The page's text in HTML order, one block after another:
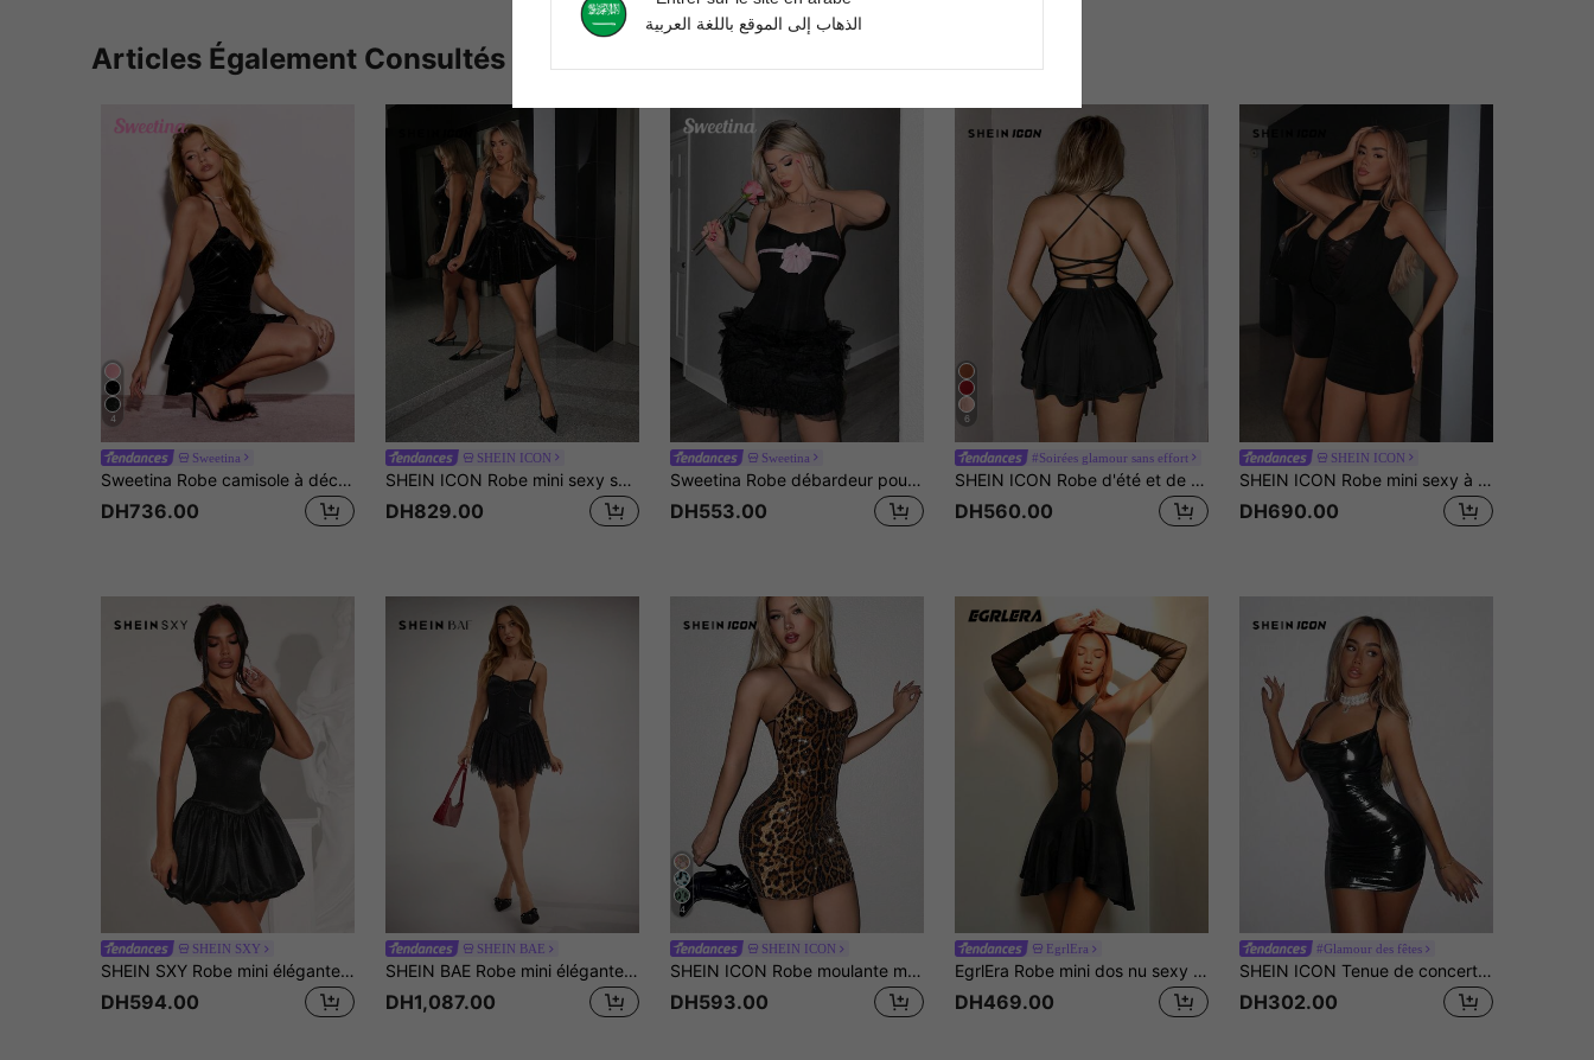
Articles Également Consultés
4
Sweetina
Sweetina Robe camisole à décor floral 3D pailleté sexy pour femmes, idéale pour les fêtes et les sorties
DH736.00
SHEIN ICON
SHEIN ICON Robe mini sexy sans manches en velours noir pailleté de couleur unie avec torsade à la taille, pour fête de Noël et soirée
DH829.00
Sweetina
Sweetina Robe débardeur pour femmes avec nœud papillon et ourlet à bulles
DH553.00
6
#Soirées glamour sans effort
SHEIN ICON Robe d'été et de printemps pour femmes, couleur unie, simple, courte, en satin, à bretelles fines, dos nu, glitters, robe de soleil beige pour soirée
DH560.00
SHEIN ICON
SHEIN ICON Robe mini sexy à encolure plongeante, dos nu, avec patchwork en maille perlée
DH690.00
SHEIN SXY
SHEIN SXY Robe mini élégante de femme à bretelles spaghetti de couleur unie
DH594.00
SHEIN BAE
SHEIN BAE Robe mini élégante pour femmes avec spaghetti straps, en couleur unie et empiècement en dentelle
DH1,087.00
4
SHEIN ICON
SHEIN ICON Robe moulante mini Y2K tendance, dos nu à fines bretelles, imprimé léopard pailleté, sexy et fashion
DH593.00
EgrlEra
EgrlEra Robe mini dos nu sexy pour femmes
DH469.00
#Glamour des fêtes
SHEIN ICON Tenue de concert Robe courte en moulant avec encolure drapée et bretelles pour femmes
DH302.00
الذهاب إلى الموقع باللغة العربية